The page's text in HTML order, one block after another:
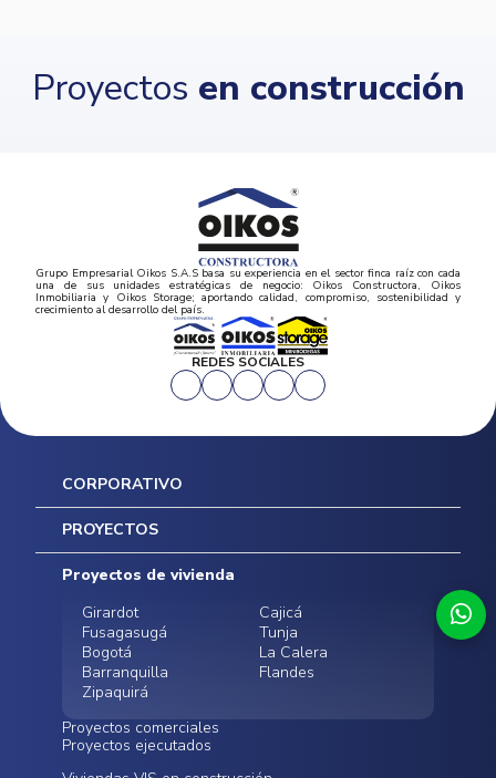
Proyectos en construcción
Grupo Empresarial Oikos S.A.S basa su experiencia en el sector finca raíz con cada
una de sus unidades estratégicas de negocio: Oikos Constructora, Oikos
Inmobiliaria y Oikos Storage; aportando calidad, compromiso, sostenibilidad y
crecimiento al desarrollo del país.
REDES SOCIALES
CORPORATIVO
Inicio
Mapa del sitio
Postventas
Contratación Directa
Noticias
PROYECTOS
Proyectos de vivienda
Girardot
Cajicá
Fusagasugá
Tunja
Bogotá
La Calera
Barranquilla
Flandes
Zipaquirá
Proyectos comerciales
Proyectos ejecutados